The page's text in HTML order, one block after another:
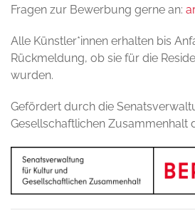
Fragen zur Bewerbung gerne an:
Alle Künstler*innen erhalten bis
Rückmeldung, ob sie für die
wurden.
Gefördert durch die
Gesellschaftlichen Zusammenhalt